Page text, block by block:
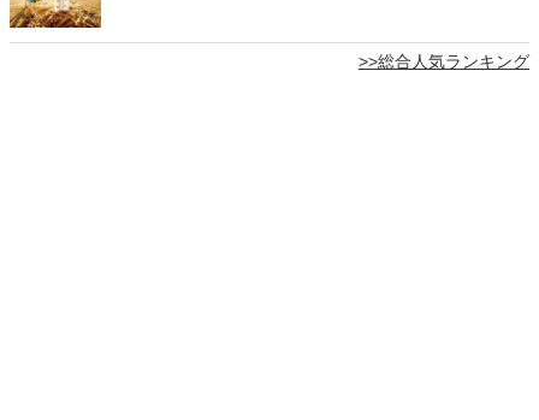
>>総合人気ランキング